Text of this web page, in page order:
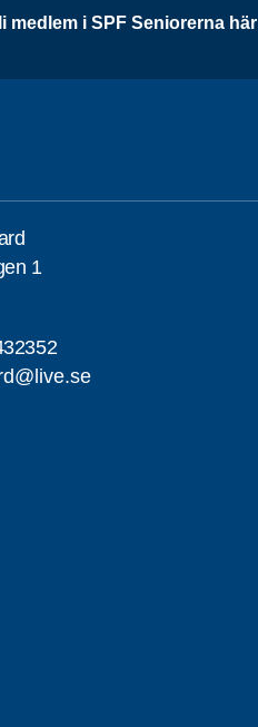
medlem i SPF Seniorerna här
1